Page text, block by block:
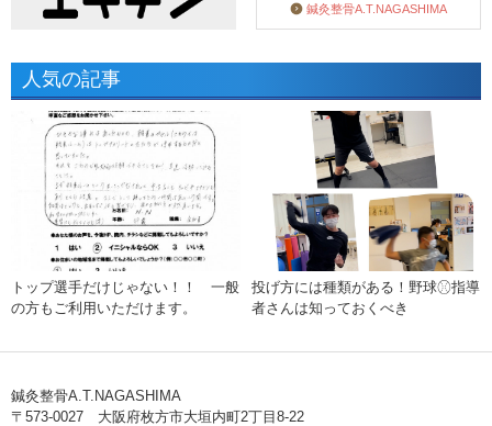
鍼灸整骨A.T.NAGASHIMA
人気の記事
トップ選手だけじゃない！！ 一般
の方もご利用いただけます。
投げ方には種類がある！野球⚾︎指導
者さんは知っておくべき
鍼灸整骨A.T.NAGASHIMA
〒573-0027 大阪府枚方市大垣内町2丁目8-22